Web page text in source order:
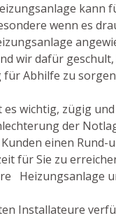
kann
wenn es
wir dafür
Abhilfe zu
es wichtig, zügig
der
einen
für Sie zu
Heizungsanlage
Installateure